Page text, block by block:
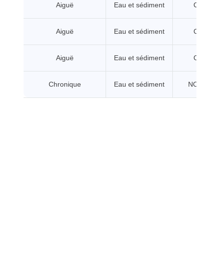
Aiguë Eau et sédiment CL/
Aiguë Eau et sédiment CL/
Aiguë Eau et sédiment CL/
Chronique Eau et sédiment NOEC/